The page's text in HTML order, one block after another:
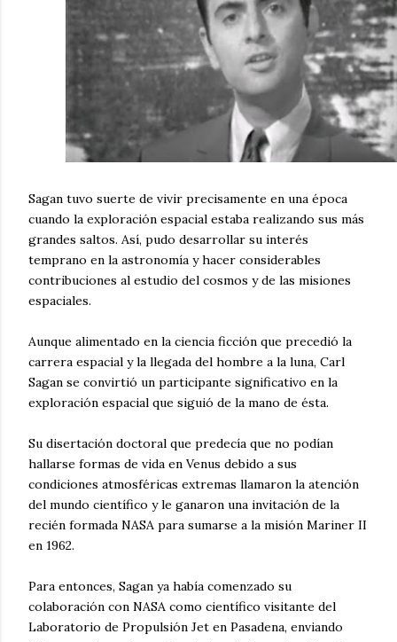
Sagan tuvo suerte de vivir precisamente en una época
cuando la exploración espacial estaba realizando sus más
grandes saltos. Así, pudo desarrollar su interés
temprano en la astronomía y hacer considerables
contribuciones al estudio del cosmos y de las misiones
espaciales.
Aunque alimentado en la ciencia ficción que precedió la
carrera espacial y la llegada del hombre a la luna, Carl
Sagan se convirtió un participante significativo en la
exploración espacial que siguió de la mano de ésta.
Su disertación doctoral que predecía que no podían
hallarse formas de vida en Venus debido a sus
condiciones atmosféricas extremas llamaron la atención
del mundo científico y le ganaron una invitación de la
recién formada NASA para sumarse a la misión Mariner II
en 1962.
Para entonces, Sagan ya había comenzado su
colaboración con NASA como científico visitante del
Laboratorio de Propulsión Jet en Pasadena, enviando